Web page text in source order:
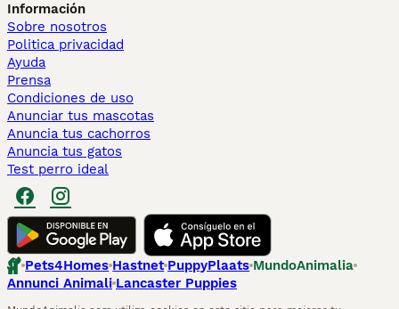
Información
Sobre nosotros
Politica privacidad
Ayuda
Prensa
Condiciones de uso
Anunciar tus mascotas
Anuncia tus cachorros
Anuncia tus gatos
Test perro ideal
Pets4Homes Hastnet PuppyPlaats MundoAnimalia
Annunci Animali Lancaster Puppies